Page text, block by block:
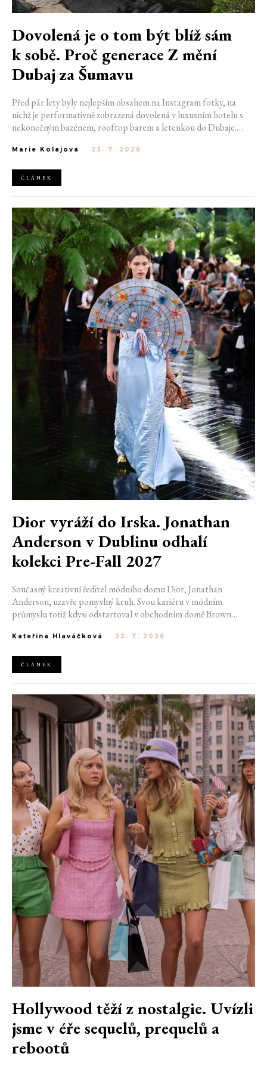
Dovolená je o tom být blíž sám
k sobě. Proč generace Z mění
Dubaj za Šumavu
Před pár lety byly nejlepším obsahem na Instagram fotky, na
nichž je performativně zobrazená dovolená v luxusním hotelu s
nekonečným bazénem, rooftop barem a letenkou do Dubaje.
horách. Ranní koupání v lomu. Výlet vlakem na Šumavu.
Marie Kolajová - 23. 7. 2026
ČLÁNEK
Dior vyráží do Irska. Jonathan
Anderson v Dublinu odhalí
kolekci Pre-Fall 2027
Současný kreativní ředitel módního domu Dior, Jonathan
Anderson, uzavře pomyslný kruh. Svou kariéru v módním
průmyslu totiž kdysi odstartoval v obchodním domě Brown
jedné z největších luxusních značek světa. V prosinci totiž v
Fall 2027.
Kateřina Hlaváčková - 22. 7. 2026
ČLÁNEK
Hollywood těží z nostalgie. Uvízli
jsme v éře sequelů, prequelů a
rebootů